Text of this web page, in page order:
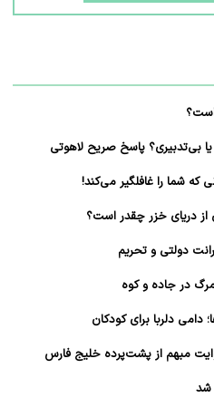
بی‌تدبیری؟ پاسخ صریح لاهوتی
از دریای خزر چقدر است؟
دولتی و تحریم
در جاده و کوه
دلربا برای کودکان
مبهم از پشت‌پرده خلیج فارس
شد